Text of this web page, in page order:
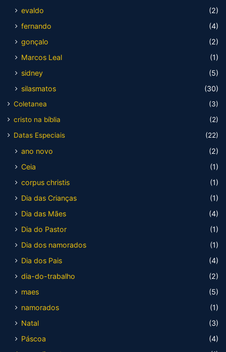
evaldo
(2)
fernando
(4)
gonçalo
(2)
Marcos Leal
(1)
sidney
(5)
silasmatos
(30)
Coletanea
(3)
cristo na bíblia
(2)
Datas Especiais
(22)
ano novo
(2)
Ceia
(1)
corpus christis
(1)
Dia das Crianças
(1)
Dia das Mães
(4)
Dia do Pastor
(1)
Dia dos namorados
(1)
Dia dos Pais
(4)
dia-do-trabalho
(2)
maes
(5)
namorados
(1)
Natal
(3)
Páscoa
(4)